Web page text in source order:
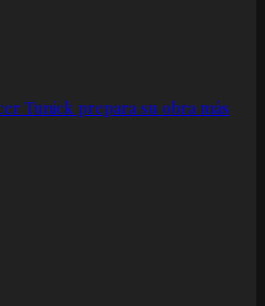
Tunick prepara su obra más